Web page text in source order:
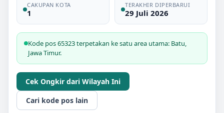
CAKUPAN KOTA
1
TERAKHIR DIPERBARUI
29 Juli 2026
Kode pos 65323 terpetakan ke satu area utama: Batu,
Jawa Timur.
Cek Ongkir dari Wilayah Ini
Cari kode pos lain